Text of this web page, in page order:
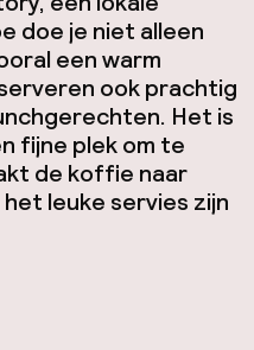
doe je niet alleen
een warm
ook prachtig
Het is
fijne plek om te
de koffie naar
leuke servies zijn